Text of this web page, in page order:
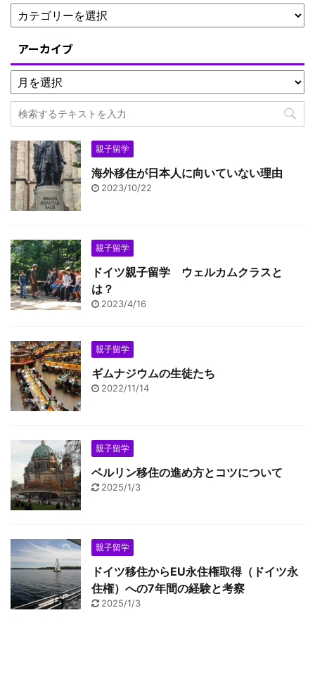
アーカイブ
親子留学
海外移住が日本人に向いていない理由
2023/10/22
親子留学
ドイツ親子留学 ウェルカムクラスと
は？
2023/4/16
親子留学
ギムナジウムの生徒たち
2022/11/14
親子留学
ベルリン移住の進め方とコツについて
2025/1/3
親子留学
ドイツ移住からEU永住権取得（ドイツ永
住権）への7年間の経験と考察
2025/1/3